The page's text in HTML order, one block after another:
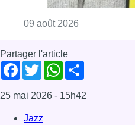
09 août 2026
Partager l'article
Facebook
TwitterWhatsApp
25 mai 2026 - 15h42
Jazz